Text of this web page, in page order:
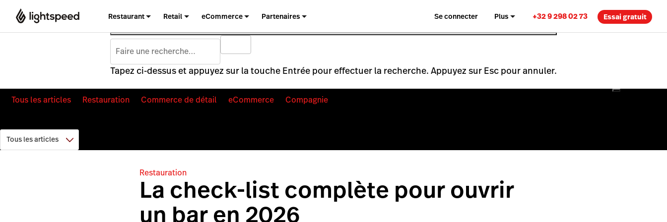
Restaurant Retail eCommerce Partenaires Se connecter Plus +32 9 298 02 73 Essai gratuit
Tapez ci-dessus et appuyez sur la touche Entrée pour effectuer la recherche. Appuyez sur Esc pour annuler.
Tous les articles Restauration Commerce de détail eCommerce Compagnie
Restauration
La check-list complète pour ouvrir
un bar en 2026